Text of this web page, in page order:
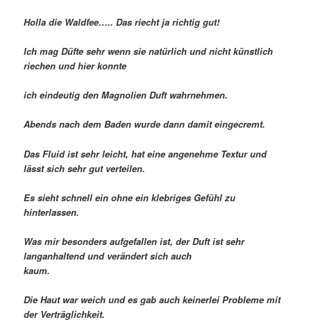
Holla die Waldfee….. Das riecht ja richtig gut!
Ich mag Düfte sehr wenn sie natürlich und nicht künstlich
riechen und hier konnte
ich eindeutig den Magnolien Duft wahrnehmen.
Abends nach dem Baden wurde dann damit eingecremt.
Das Fluid ist sehr leicht, hat eine angenehme Textur und
lässt sich sehr gut verteilen.
Es sieht schnell ein ohne ein klebriges Gefühl zu
hinterlassen.
Was mir besonders aufgefallen ist, der Duft ist sehr
langanhaltend und verändert sich auch
kaum.
Die Haut war weich und es gab auch keinerlei Probleme mit
der Verträglichkeit.